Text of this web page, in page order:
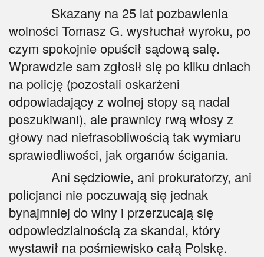
Skazany na 25 lat pozbawienia
wolności Tomasz G. wysłuchał wyroku, po
czym spokojnie opuścił sądową salę.
Wprawdzie sam zgłosił się po kilku dniach
na policję (pozostali oskarżeni
odpowiadający z wolnej stopy są nadal
poszukiwani), ale prawnicy rwą włosy z
głowy nad niefrasobliwością tak wymiaru
sprawiedliwości, jak organów ścigania.
Ani sędziowie, ani prokuratorzy, ani
policjanci nie poczuwają się jednak
bynajmniej do winy i przerzucają się
odpowiedzialnością za skandal, który
wystawił na pośmiewisko całą Polskę.